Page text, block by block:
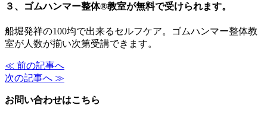
３、ゴムハンマー整体®︎教室が無料で受けられます。
船堀発祥の100均で出来るセルフケア。ゴムハンマー整体教
室が人数が揃い次第受講できます。
≪ 前の記事へ
次の記事へ ≫
お問い合わせはこちら